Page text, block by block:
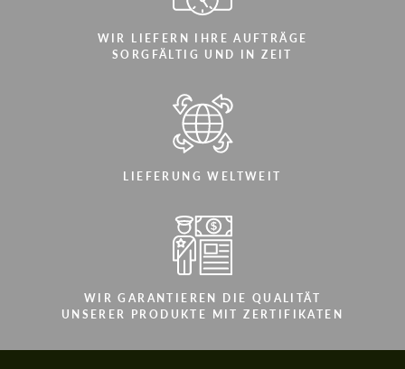
WIR LIEFERN IHRE AUFTRÄGE
SORGFÄLTIG UND IN ZEIT
LIEFERUNG WELTWEIT
WIR GARANTIEREN DIE QUALITÄT
UNSERER PRODUKTE MIT ZERTIFIKATEN